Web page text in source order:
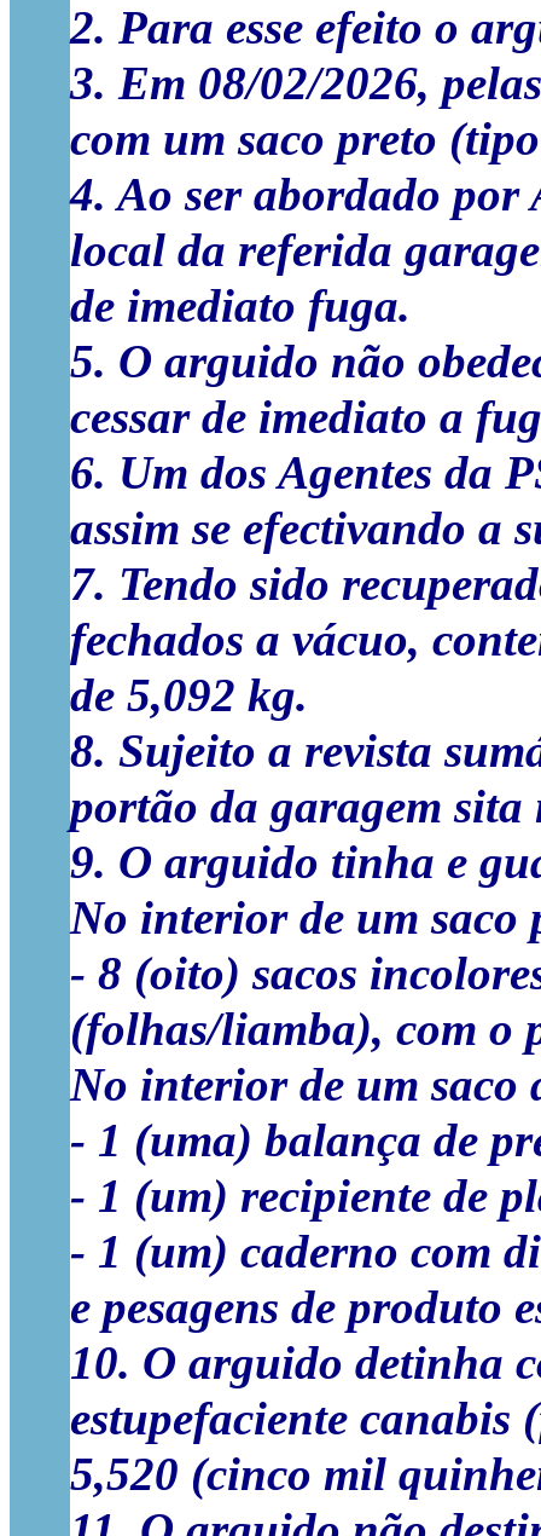
2. Para esse efeito o
3. Em 08/02/2026,
com um saco preto
4. Ao ser abordado
local da referida
de imediato fuga.
5. O arguido não
cessar de imediato a
6. Um dos Agentes da
assim se efectivando a
7. Tendo sido
fechados a vácuo,
de 5,092 kg.
8. Sujeito a revista
portão da garagem sita
9. O arguido tinha e
No interior de um
- 8 (oito) sacos
(folhas/liamba), com o
No interior de um saco
- 1 (uma) balança de
- 1 (um) recipiente de
- 1 (um) caderno com
e pesagens de produto
10. O arguido detinha
estupefaciente canabis
5,520 (cinco mil